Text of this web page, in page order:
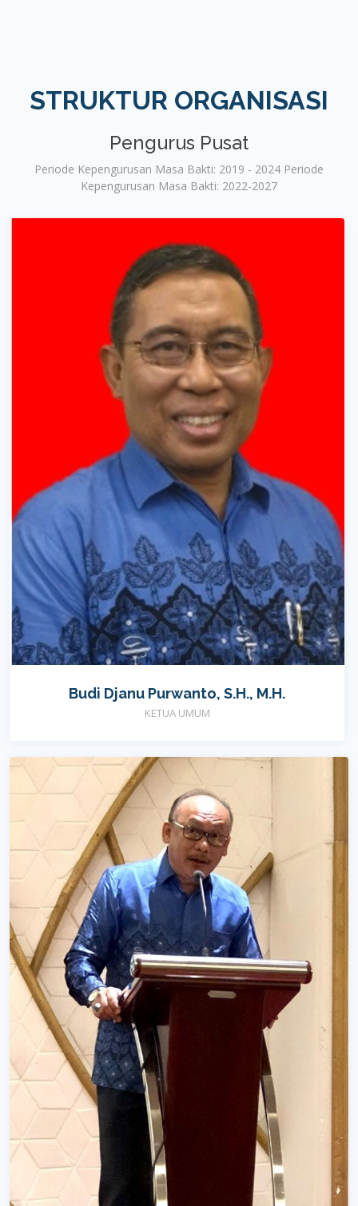
STRUKTUR ORGANISASI
Pengurus Pusat
Periode Kepengurusan Masa Bakti: 2019 - 2024 Periode
Kepengurusan Masa Bakti: 2022-2027
Budi Djanu Purwanto, S.H., M.H.
KETUA UMUM